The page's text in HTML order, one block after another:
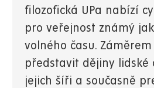
filozofická UPa nabízí
pro veřejnost známý
volného času.
představit dějiny lidské
jejich šíři a současně